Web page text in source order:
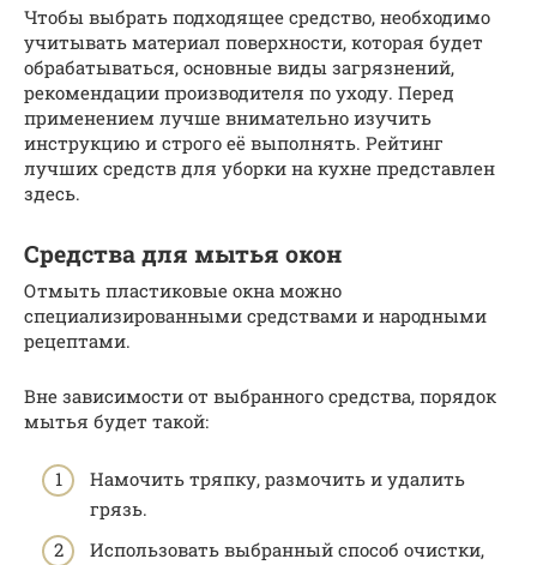
Чтобы выбрать подходящее средство, необходимо
учитывать материал поверхности, которая будет
обрабатываться, основные виды загрязнений,
рекомендации производителя по уходу. Перед
применением лучше внимательно изучить
инструкцию и строго её выполнять. Рейтинг
лучших средств для уборки на кухне представлен
здесь.
Средства для мытья окон
Отмыть пластиковые окна можно
специализированными средствами и народными
рецептами.
Вне зависимости от выбранного средства, порядок
мытья будет такой:
Намочить тряпку, размочить и удалить
грязь.
Использовать выбранный способ очистки,